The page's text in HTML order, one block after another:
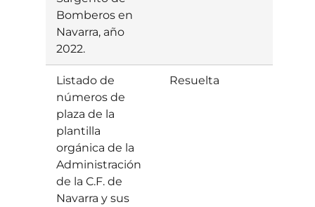
Bomberos en
Navarra, año
2022.
Listado de
números de
plaza de la
plantilla
orgánica de la
Administración
de la C.F. de
Navarra y sus
Resuelta